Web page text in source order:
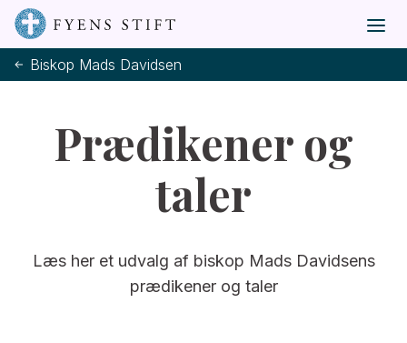
Biskop Mads Davidsen
Prædikener og
taler
Læs her et udvalg af biskop Mads Davidsens
prædikener og taler